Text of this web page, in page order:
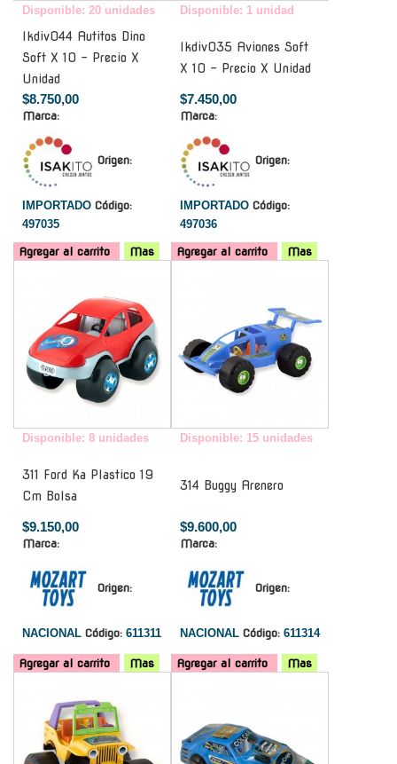
Disponible: 20 unidades
Ikdiv044 Autitos Dino
Soft X 10 - Precio X
Unidad
$8.750,00
Marca:
Origen:
IMPORTADO Código:
497035
Agregar al carrito Mas
Disponible: 1 unidad
Ikdiv035 Aviones Soft
X 10 - Precio X Unidad
$7.450,00
Marca:
Origen:
IMPORTADO Código:
497036
Agregar al carrito
Mas
Disponible: 8 unidades
311 Ford Ka Plastico 19
Cm Bolsa
$9.150,00
Marca:
Origen:
NACIONAL Código: 611311
Agregar al carrito Mas
Disponible: 15 unidades
314 Buggy Arenero
$9.600,00
Marca:
Origen:
NACIONAL Código: 611314
Agregar al carrito
Mas